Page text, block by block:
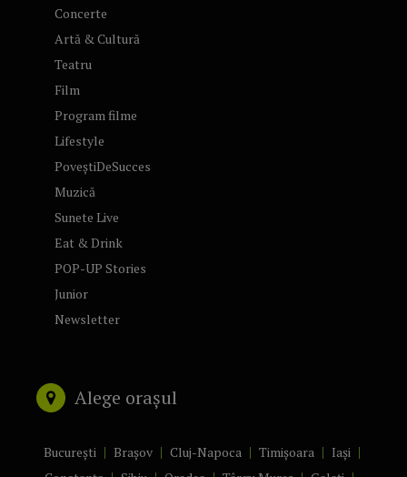
Concerte
Artă & Cultură
Teatru
Film
Program filme
Lifestyle
PoveștiDeSucces
Muzică
Sunete Live
Eat & Drink
POP-UP Stories
Junior
Newsletter
Alege orașul
București Brașov Cluj-Napoca Timișoara
Iași